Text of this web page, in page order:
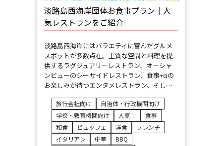
淡路島西海岸団体お食事プラン｜人
気レストランをご紹介
淡路島西海岸にはバラエティに富んだグルメ
スポットが多数点在。上質な空間と料理を提
供するラグジュアリーレストラン、オーシャ
ンビューのシーサイドレストラン、食事+αの
お楽しみが待つエンタメレストラン、そし…
旅行会社向け
自治体・行政機関向け
学校・教育機関向け
人気！
食事
和食
ビュッフェ 洋食
フレンチ
イタリアン
中華
BBQ